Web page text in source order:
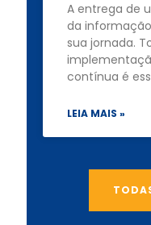
A entrega de
da
sua jornada.
contínua é
LEIA MAIS »